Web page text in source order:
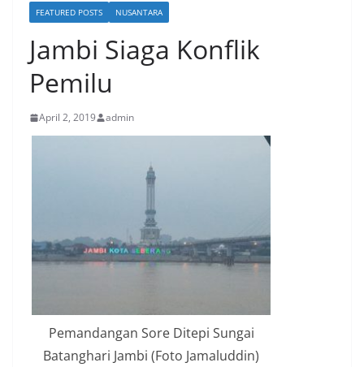
FEATURED POSTS NUSANTARA
Jambi Siaga Konflik
Pemilu
April 2, 2019 admin
Pemandangan Sore Ditepi Sungai
Batanghari Jambi (Foto Jamaluddin)